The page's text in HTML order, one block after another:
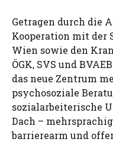
Getragen durch die
Kooperation mit der
Wien sowie den
ÖGK, SVS und
das neue Zentrum
psychosoziale
sozialarbeiterische
Dach –
barrierearm und